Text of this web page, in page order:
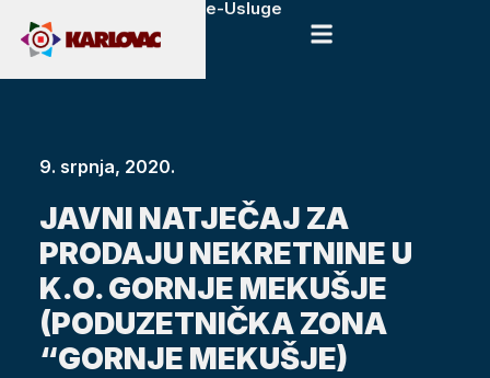
e-Usluge
9. srpnja, 2020.
JAVNI NATJEČAJ ZA
PRODAJU NEKRETNINE U
K.O. GORNJE MEKUŠJE
(PODUZETNIČKA ZONA
“GORNJE MEKUŠJE)